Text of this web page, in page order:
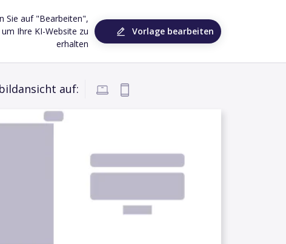
Sie auf "Bearbeiten",
um Ihre KI-Website zu
erhalten
Vorlage bearbeiten
auf: